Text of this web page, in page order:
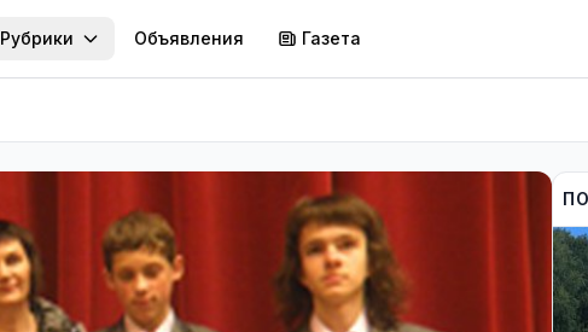
Рубрики Объявления Газета